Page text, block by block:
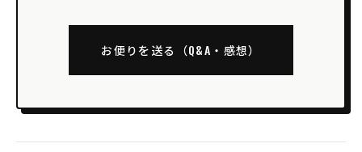
お便りを送る（Q&A・感想）